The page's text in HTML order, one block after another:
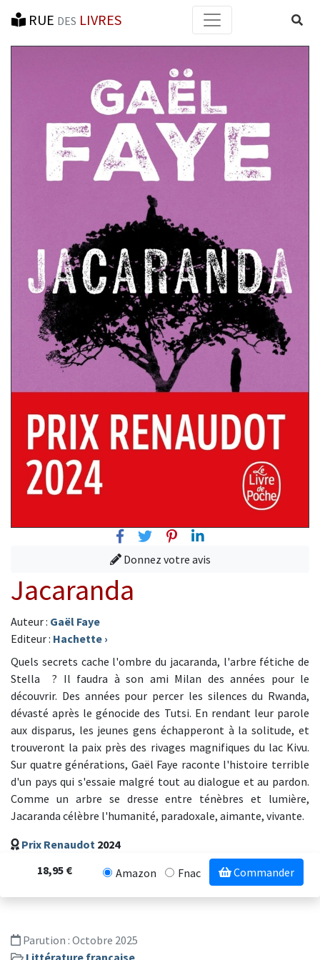
RUE DES LIVRES
FacebookTwitterPinterest
Linkedin
Donnez votre avis
Jacaranda
Auteur : Gaël Faye
Editeur : Hachette ›
Quels secrets cache l'ombre du jacaranda, l'arbre fétiche de
Stella ? Il faudra à son ami Milan des années pour le
découvrir. Des années pour percer les silences du Rwanda,
dévasté après le génocide des Tutsi. En rendant leur parole
aux disparus, les jeunes gens échapperont à la solitude, et
trouveront la paix près des rivages magnifiques du lac Kivu.
Sur quatre générations, Gaël Faye raconte l'histoire terrible
d'un pays qui s'essaie malgré tout au dialogue et au pardon.
Comme un arbre se dresse entre ténèbres et lumière,
Jacaranda célèbre l'humanité, paradoxale, aimante, vivante.
Prix Renaudot 2024
18,95 €
Amazon Fnac Commander
Parution : Octobre 2025
Littérature française